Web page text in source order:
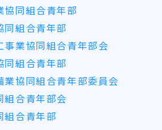
協同組合青年部
同組合青年部
事業協同組合青年部会
同組合青年部
業協同組合青年部委員会
組合青年部会
組合青年部